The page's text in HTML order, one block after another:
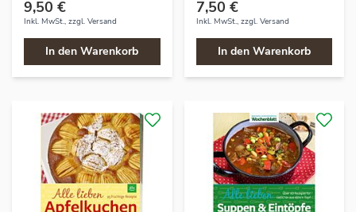
9,50 €
Inkl. MwSt., zzgl. Versand
In den Warenkorb
7,50 €
Inkl. MwSt., zzgl. Versand
In den Warenkorb